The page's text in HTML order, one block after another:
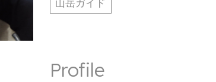
山岳ガイド
Profile